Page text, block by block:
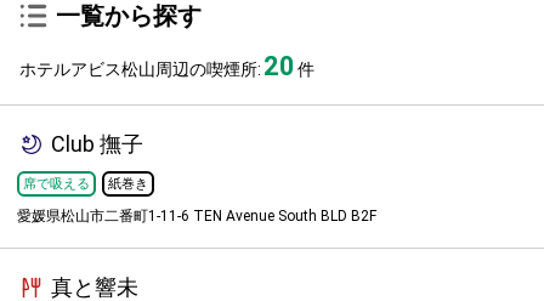
一覧から探す
ホテルアビス松山周辺の喫煙所: 20件
Club 撫子
席で吸える 紙巻き
愛媛県松山市二番町1-11-6 TEN Avenue South BLD B2F
真と響未